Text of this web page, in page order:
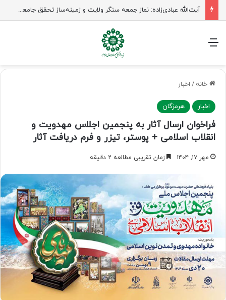
آیت‌الله عبادی‌زاده: نماز جمعه سنگر ولایت و زمینه‌ساز تحقق جامعه مهدوی است
منو
خانه / اخبار
اخبار هرمزگان
فراخوان ارسال آثار به پنجمین اجلاس مهدویت و
انقلاب اسلامی + پوستر، تیزر و فرم دریافت آثار
مهر ۱۷, ۱۴۰۴ زمان تقریبی مطالعه 2 دقیقه